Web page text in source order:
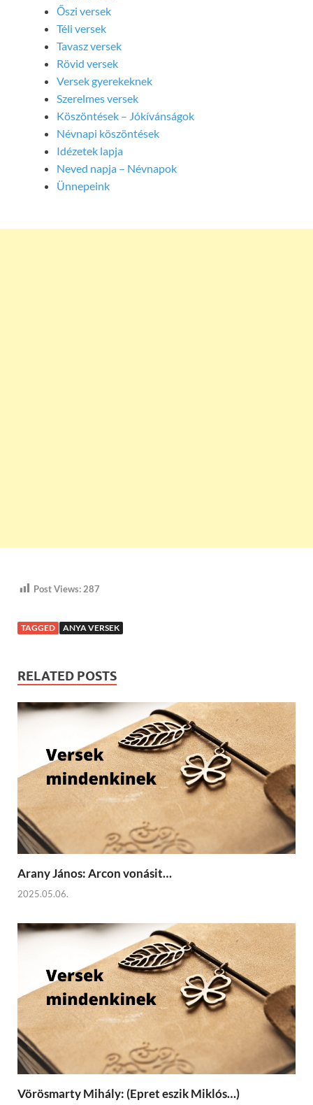
Őszi versek
Téli versek
Tavasz versek
Rövid versek
Versek gyerekeknek
Szerelmes versek
Köszöntések – Jókívánságok
Névnapi köszöntések
Idézetek lapja
Neved napja – Névnapok
Ünnepeink
Post Views: 287
TAGGED ANYA VERSEK
RELATED POSTS
Arany János: Arcon vonásit…
2025.05.06.
Vörösmarty Mihály: (Epret eszik Miklós…)